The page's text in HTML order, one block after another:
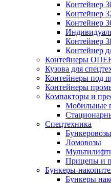
Контейнер
Контейнер
Контейнер
Контейнер
Контейнер
Контейнеры
Кузова для
Контейнеры под
Контейнеры
Компакторы и
Мобильные
Спецтехника
Бункеровозы
Ломовозы
Прицепы и
Бункеры-
Бункеры